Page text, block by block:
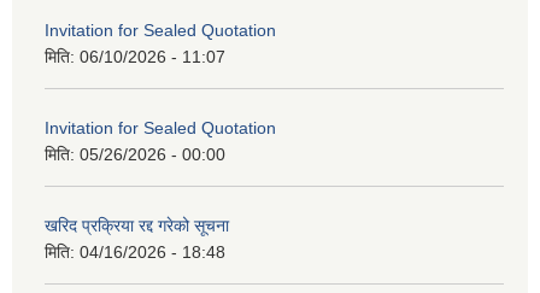
Invitation for Sealed Quotation
मिति: 06/10/2026 - 11:07
Invitation for Sealed Quotation
मिति: 05/26/2026 - 00:00
खरिद प्रक्रिया रद्द गरेको सूचना
मिति: 04/16/2026 - 18:48